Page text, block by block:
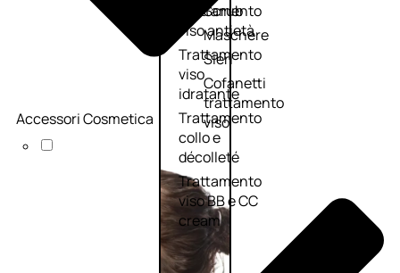
Trattamento
viso antietà
Trattamento
viso
idratante
Trattamento
collo e
décolleté
Trattamento
viso BB e CC
cream
Scrub
Maschere
Sieri
Cofanetti
trattamento
viso
Accessori Cosmetica